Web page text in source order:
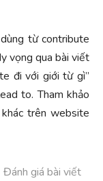
từ contribute
vọng qua bài viết
đi với giới từ gì”
to. Tham khảo
trên website
Đánh giá bài viết